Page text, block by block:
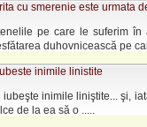
cu smerenie este urmata
pe care le suferim
duhovnicească pe
inimile linistite
inimile liniştite... şi,
de la ea să o .....